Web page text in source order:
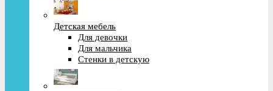
Детская мебель
Для девочки
Для мальчика
Стенки в детскую